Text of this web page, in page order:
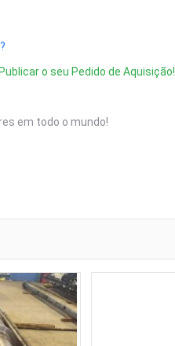
Publicar o seu Pedido de Aquisição!
em todo o mundo!